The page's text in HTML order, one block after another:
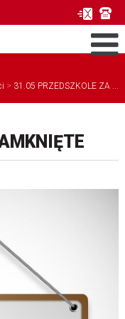
> 31.05 PRZEDSZKOLE ZA ...